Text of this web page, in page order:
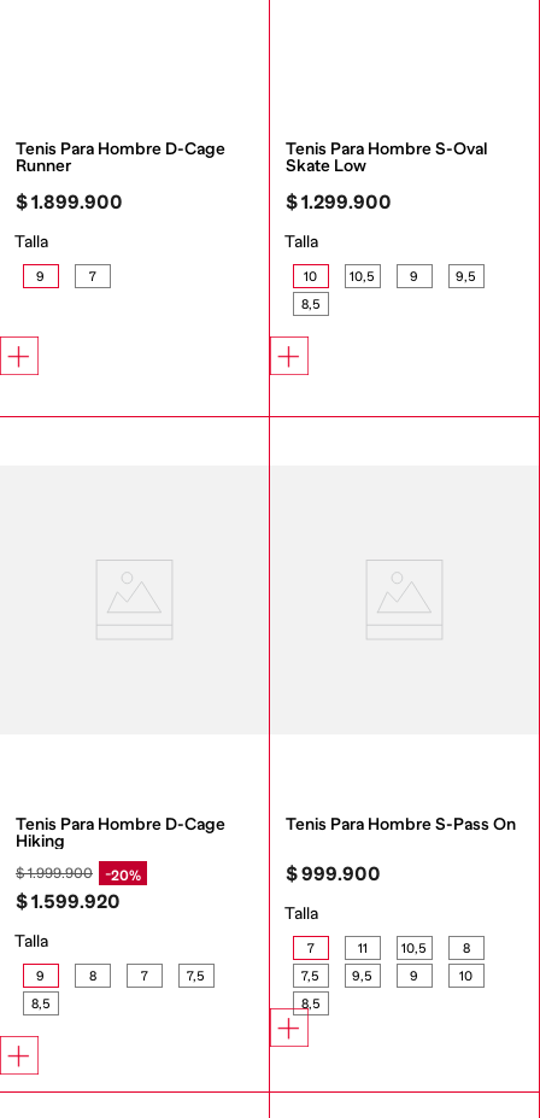
Tenis Para Hombre D-Cage
Runner
$1.899.900
Talla
9 7
Tenis Para Hombre S-Oval
Skate Low
$1.299.900
Talla
10 10,5 9
9,5
8,5
Tenis Para Hombre D-Cage
Hiking
$1.999.900 20%
$1.599.920
Talla
9 8 7
7,5
8,5
Tenis Para Hombre S-Pass On
$999.900
Talla
7 11 10,5
8
7,5
9,5 9
10
8,5